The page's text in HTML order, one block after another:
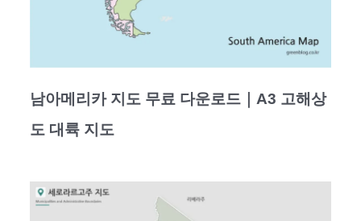
남아메리카 지도 무료 다운로드｜A3 고해상
도 대륙 지도